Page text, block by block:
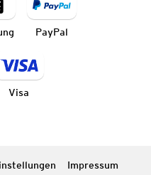
PayPal
Visa
Impressum